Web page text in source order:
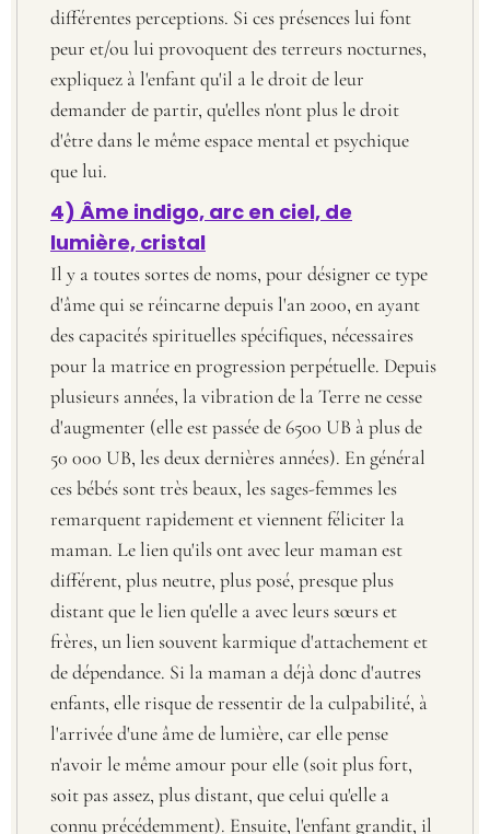
différentes perceptions. Si ces présences lui font
peur et/ou lui provoquent des terreurs nocturnes,
expliquez à l'enfant qu'il a le droit de leur
demander de partir, qu'elles n'ont plus le droit
d'être dans le même espace mental et psychique
que lui.
4) Âme indigo, arc en ciel, de
lumière, cristal
Il y a toutes sortes de noms, pour désigner ce type
d'âme qui se réincarne depuis l'an 2000, en ayant
des capacités spirituelles spécifiques, nécessaires
pour la matrice en progression perpétuelle. Depuis
plusieurs années, la vibration de la Terre ne cesse
d'augmenter (elle est passée de 6500 UB à plus de
50 000 UB, les deux dernières années). En général
ces bébés sont très beaux, les sages-femmes les
remarquent rapidement et viennent féliciter la
maman. Le lien qu'ils ont avec leur maman est
différent, plus neutre, plus posé, presque plus
distant que le lien qu'elle a avec leurs sœurs et
frères, un lien souvent karmique d'attachement et
de dépendance. Si la maman a déjà donc d'autres
enfants, elle risque de ressentir de la culpabilité, à
l'arrivée d'une âme de lumière, car elle pense
n'avoir le même amour pour elle (soit plus fort,
soit pas assez, plus distant, que celui qu'elle a
connu précédemment). Ensuite, l'enfant grandit, il